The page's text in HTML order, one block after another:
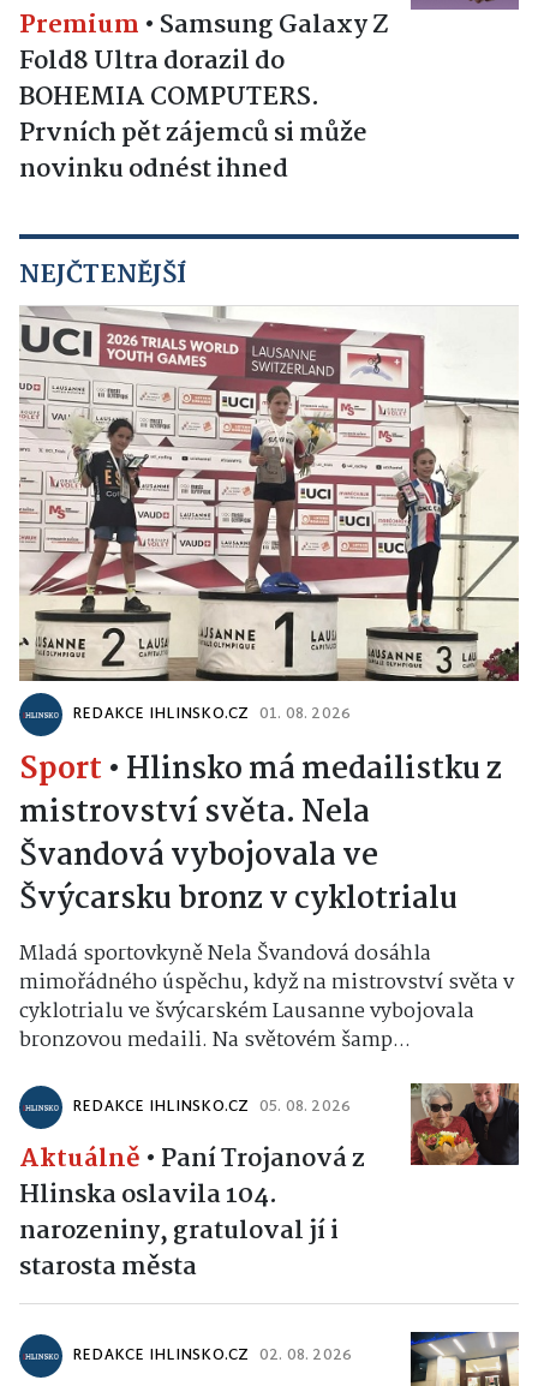
Premium • Samsung Galaxy Z
Fold8 Ultra dorazil do
BOHEMIA COMPUTERS.
Prvních pět zájemců si může
novinku odnést ihned
NEJČTENĚJŠÍ
REDAKCE IHLINSKO.CZ 01. 08. 2026
Sport • Hlinsko má medailistku z
mistrovství světa. Nela
Švandová vybojovala ve
Švýcarsku bronz v cyklotrialu
Mladá sportovkyně Nela Švandová dosáhla
mimořádného úspěchu, když na mistrovství světa v
cyklotrialu ve švýcarském Lausanne vybojovala
bronzovou medaili. Na světovém šamp...
REDAKCE IHLINSKO.CZ 05. 08. 2026
Aktuálně • Paní Trojanová z
Hlinska oslavila 104.
narozeniny, gratuloval jí i
starosta města
REDAKCE IHLINSKO.CZ 02. 08. 2026